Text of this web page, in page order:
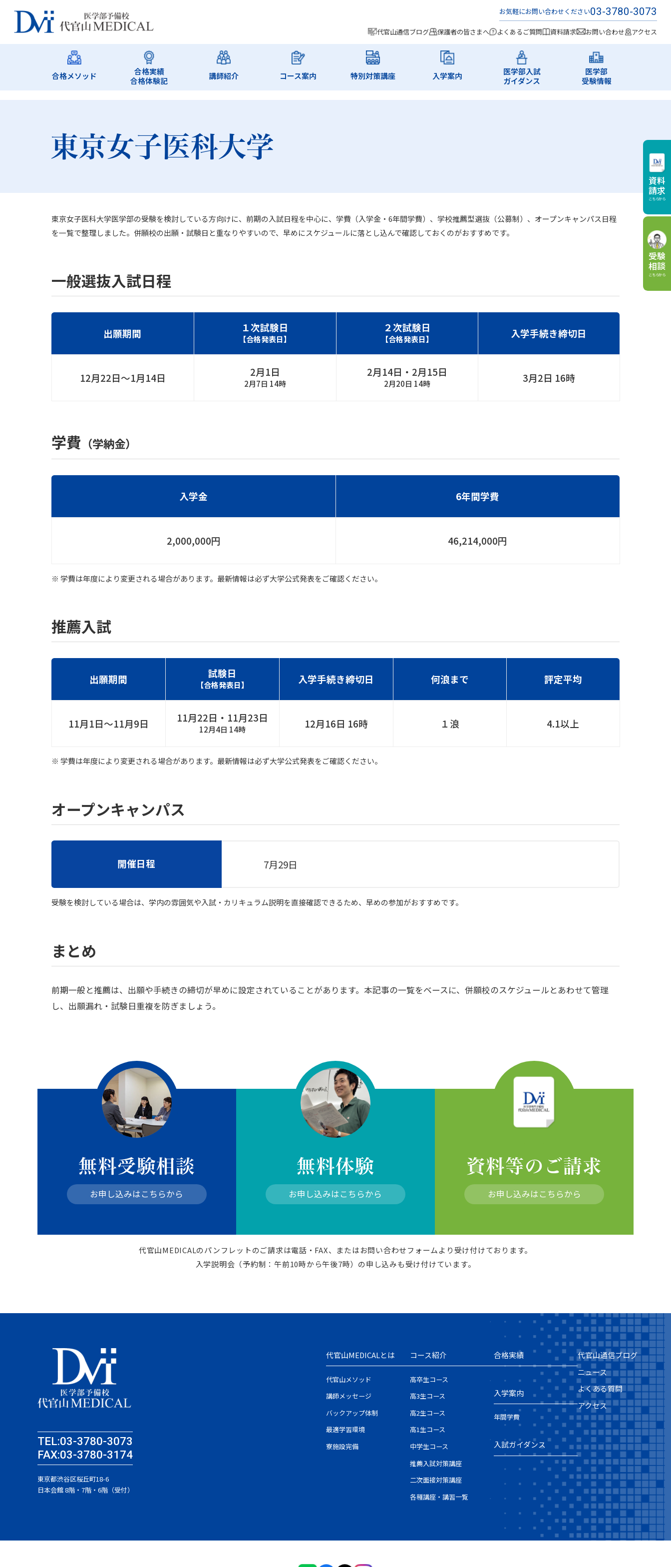
お気軽にお問い合わせください03-3780-3073
代官山通信ブログ 保護者の皆さまへ よくあるご質問 資料請求 お問い合わせ アクセス
合格メソッド
合格実績
合格体験記
講師紹介 コース案内 特別対策講座 入学案内
医学部入試
ガイダンス
医学部
受験情報
東京女子医科大学
東京女子医科大学医学部の受験を検討している方向けに、前期の入試日程を中心に、学費（入学金・6年間学費）、学校推薦型選抜（公募制）、オープンキャンパス日程
を一覧で整理しました。併願校の出願・試験日と重なりやすいので、早めにスケジュールに落とし込んで確認しておくのがおすすめです。
一般選抜入試日程
出願期間 １次試験日
【合格発表日】
２次試験日
【合格発表日】 入学手続き締切日
12月22日〜1月14日 2月1日
2月7日 14時
2月14日・2月15日
2月20日 14時 3月2日 16時
学費 （学納金）
入学金 6年間学費
2,000,000円 46,214,000円
※ 学費は年度により変更される場合があります。最新情報は必ず大学公式発表をご確認ください。
推薦入試
出願期間 試験日
【合格発表日】 入学手続き締切日 何浪まで 評定平均
11月1日〜11月9日 11月22日・11月23日
12月4日 14時 12月16日 16時 １浪 4.1以上
※ 学費は年度により変更される場合があります。最新情報は必ず大学公式発表をご確認ください。
オープンキャンパス
開催日程 7月29日
受験を検討している場合は、学内の雰囲気や入試・カリキュラム説明を直接確認できるため、早めの参加がおすすめです。
まとめ
前期一般と推薦は、出願や手続きの締切が早めに設定されていることがあります。本記事の一覧をベースに、併願校のスケジュールとあわせて管理
し、出願漏れ・試験日重複を防ぎましょう。
無料受験相談
お申し込みはこちらから
無料体験
お申し込みはこちらから
資料等のご請求
お申し込みはこちらから
代官山MEDICALのパンフレットのご請求は電話・FAX、またはお問い合わせフォームより受け付けております。
入学説明会（予約制：午前10時から午後7時）の申し込みも受け付けています。
TEL:03-3780-3073
FAX:03-3780-3174
東京都渋谷区桜丘町18-6
日本会館 8階・7階・6階（受付）
代官山MEDICALとは
代官山メソッド
講師メッセージ
バックアップ体制
最適学習環境
寮施設完備
コース紹介
高卒生コース
高3生コース
高2生コース
高1生コース
中学生コース
推薦入試対策講座
二次面接対策講座
各種講座・講習一覧
合格実績
入学案内
年間学費
入試ガイダンス
代官山通信ブログ
ニュース
よくある質問
アクセス
資料
請求
こちらから
受験
相談
こちらから